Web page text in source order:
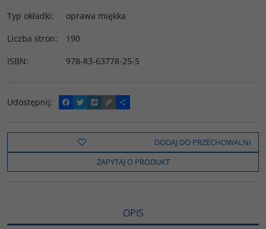
Typ okładki:
oprawa miękka
Liczba stron:
190
ISBN: 978-83-63778-25-5
Udostępnij:
F
a
e
o
k
T
w
t
t
e
W
y
o
C
o
y
i
n
k
P
o
z
e
l
s
DODAJ DO PRZECHOWALNI
ZAPYTAJ O PRODUKT
OPIS